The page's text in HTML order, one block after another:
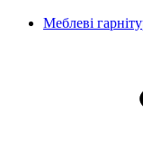
Меблеві